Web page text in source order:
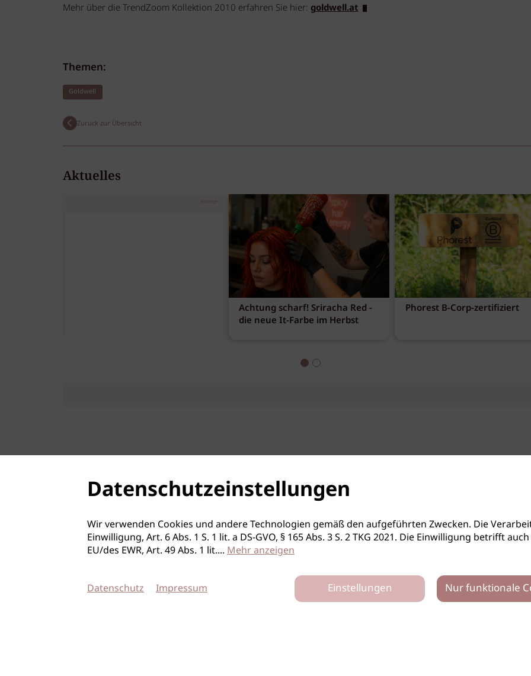
Mehr über die TrendZoom Kollektion 2010 erfahren Sie hier: goldwell.at
Themen:
Goldwell
Zurück zur Übersicht
Aktuelles
Anzeige
Achtung scharf! Sriracha Red -
die neue It-Farbe im Herbst
Phorest B-Corp-zertifiziert
Datenschutzeinstellungen
Wir verwenden Cookies und andere Technologien gemäß den aufgeführten Zwecken. Die
Einwilligung, Art. 6 Abs. 1 S. 1 lit. a DS-GVO, § 165 Abs. 3 S. 2 TKG 2021. Die Einwilligung betrifft
EU/des EWR, Art. 49 Abs. 1 lit.... Mehr anzeigen
Datenschutz Impressum Einstellungen Nur funktionale